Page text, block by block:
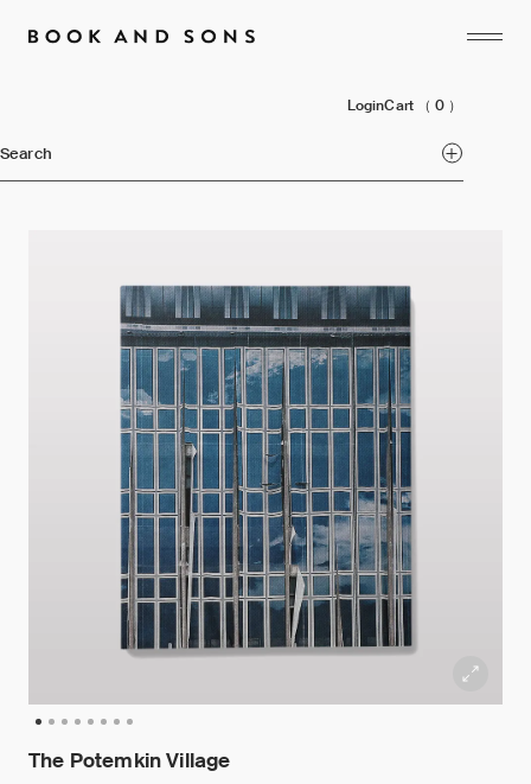
LoginCart （ 0 ）
Search
The Potemkin Village